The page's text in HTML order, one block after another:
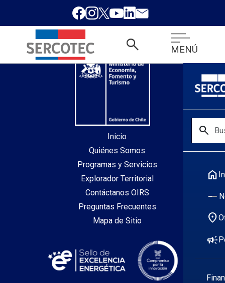
search MENÚ
search
home
location_on
campaign
desde index.php
Inicio
Quiénes Somos
Programas y Servicios
Explorador Territorial
Contáctanos OIRS
Preguntas Frecuentes
Mapa de Sitio